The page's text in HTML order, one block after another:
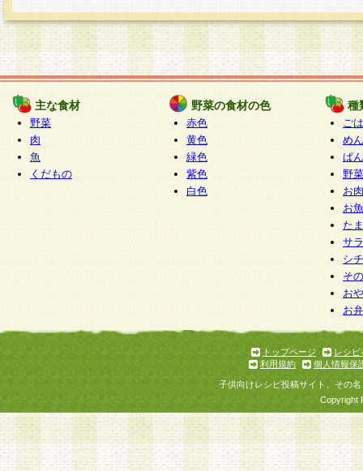
主な食材
野菜
肉
魚
くだもの
野菜の食材の色
赤色
黄色
緑色
紫色
白色
種
ご
めん
ぱん
野
お
お
た
サ
シ
そ
お
お
トップページ
レシピ
利用規約
個人情報保
子供向けレシピ投稿サイト、その
Copyright